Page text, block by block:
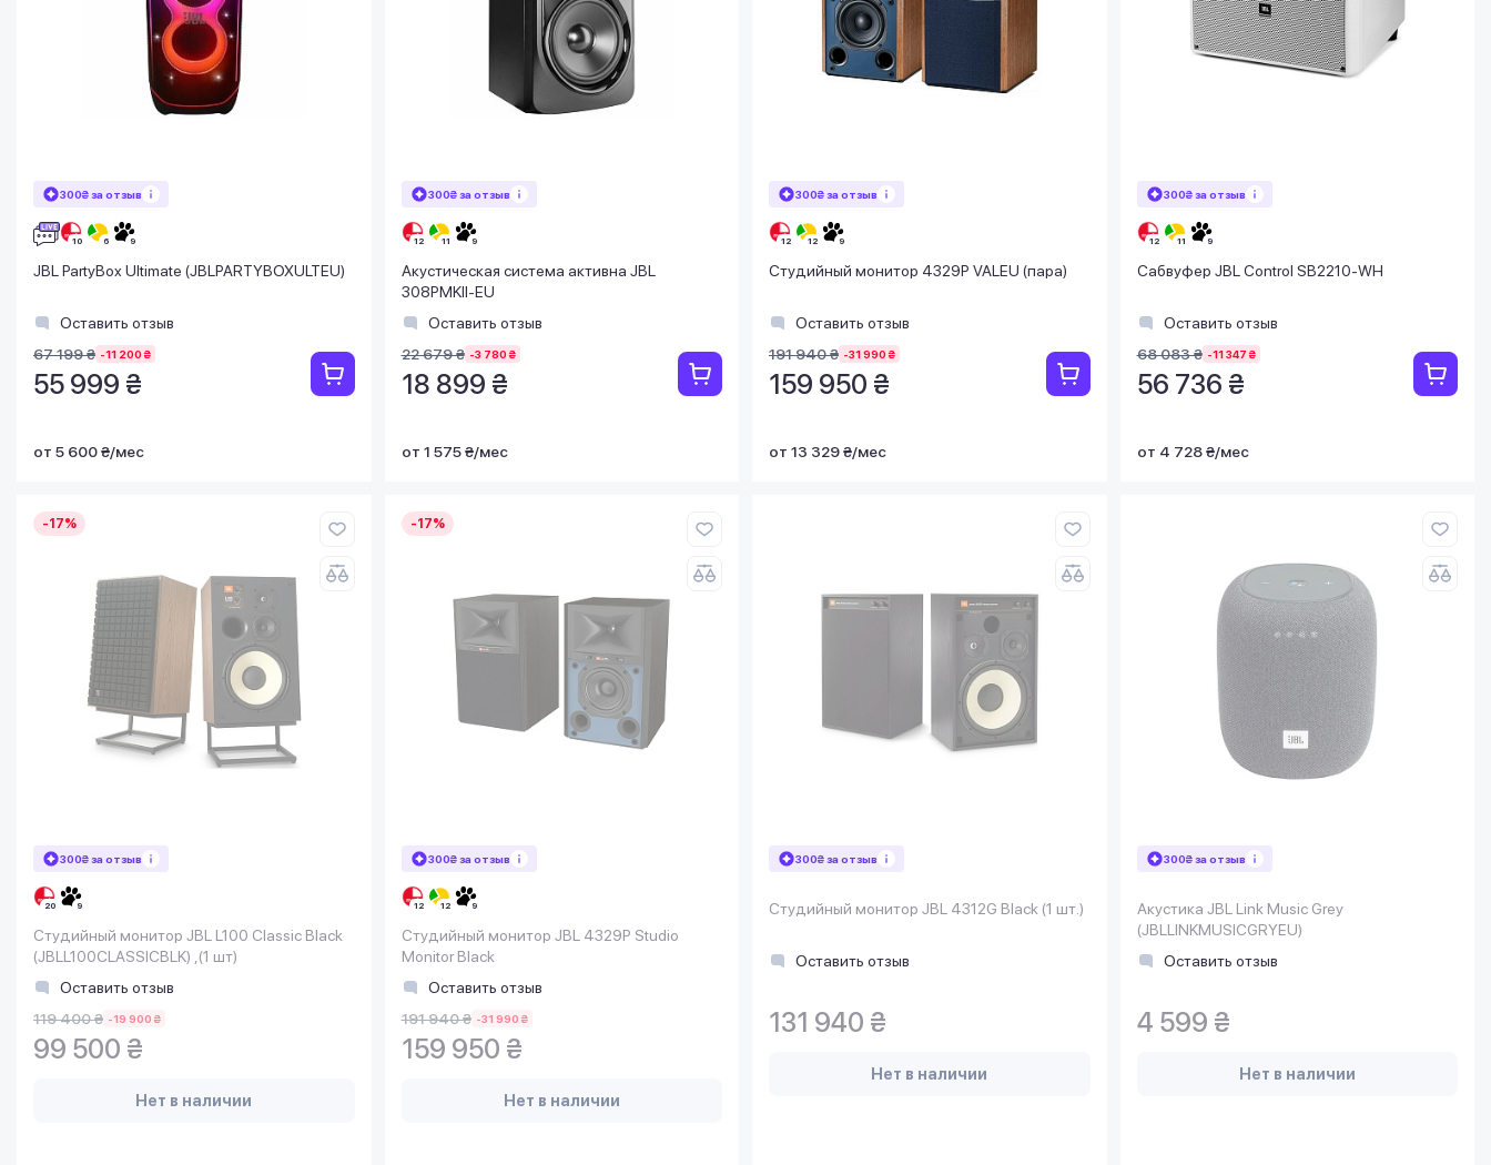
300₴ за отзыв
JBL PartyBox Ultimate (JBLPARTYBOXULTEU)
Оставить отзыв
67 199 ₴ -11 200 ₴
55 999 ₴
от 5 600 ₴/мес
300₴ за отзыв
Акустическая система активна JBL
308PMKII-EU
Оставить отзыв
22 679 ₴ -3 780 ₴
18 899 ₴
от 1 575 ₴/мес
300₴ за отзыв
Студийный монитор 4329P VALEU (пара)
Оставить отзыв
191 940 ₴ -31 990 ₴
159 950 ₴
от 13 329 ₴/мес
300₴ за отзыв
Сабвуфер JBL Control SB2210-WH
Оставить отзыв
68 083 ₴ -11 347 ₴
56 736 ₴
от 4 728 ₴/мес
-17%
300₴ за отзыв
Студийный монитор JBL L100 Classic Black
(JBLL100CLASSICBLK) ,(1 шт)
Оставить отзыв
119 400 ₴ -19 900 ₴
99 500 ₴
Нет в наличии
-17%
300₴ за отзыв
Студийный монитор JBL 4329P Studio
Monitor Black
Оставить отзыв
191 940 ₴ -31 990 ₴
159 950 ₴
Нет в наличии
300₴ за отзыв
Студийный монитор JBL 4312G Black (1 шт.)
Оставить отзыв
131 940 ₴
Нет в наличии
300₴ за отзыв
Акустика JBL Link Music Grey
(JBLLINKMUSICGRYEU)
Оставить отзыв
4 599 ₴
Нет в наличии